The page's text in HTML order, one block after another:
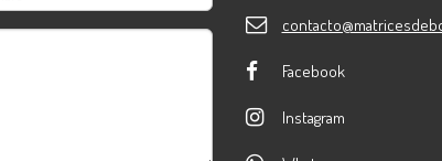
Facebook
Instagram